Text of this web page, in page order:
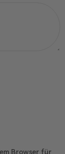
Browser für